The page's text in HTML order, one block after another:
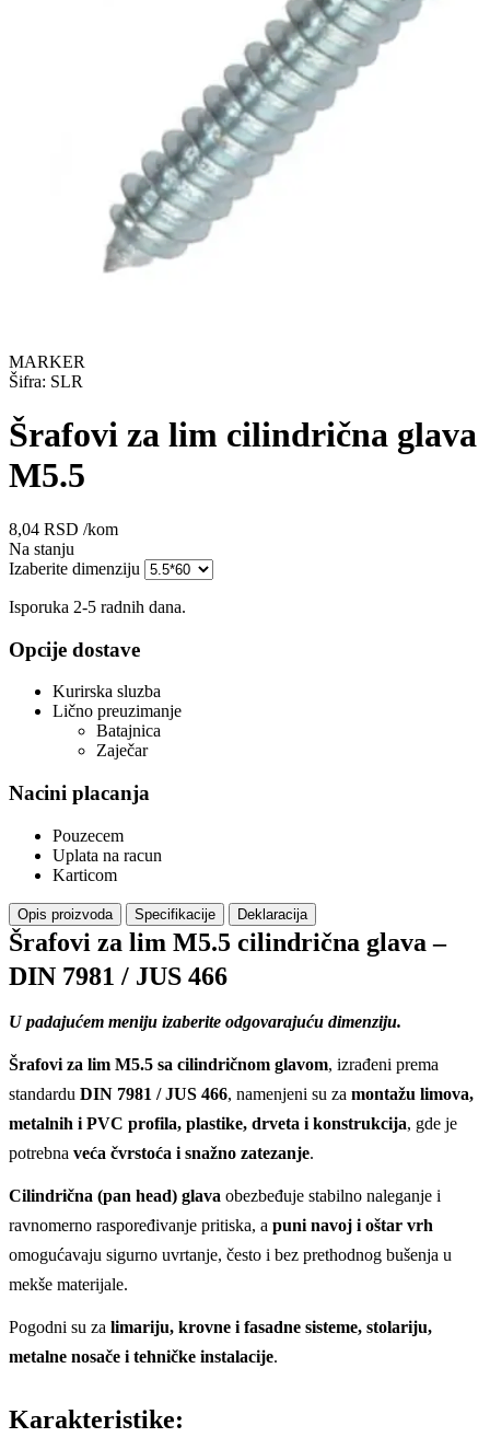
MARKER
Šifra: SLR
Šrafovi za lim cilindrična glava
M5.5
8,04 RSD /kom
Na stanju
Izaberite dimenziju
Isporuka 2-5 radnih dana.
Opcije dostave
Kurirska sluzba
Lično preuzimanje
Batajnica
Zaječar
Nacini placanja
Pouzecem
Uplata na racun
Karticom
Opis proizvoda Specifikacije Deklaracija
Šrafovi za lim M5.5 cilindrična glava –
DIN 7981 / JUS 466
U padajućem meniju izaberite odgovarajuću dimenziju.
Šrafovi za lim M5.5 sa cilindričnom glavom, izrađeni prema
standardu DIN 7981 / JUS 466, namenjeni su za montažu limova,
metalnih i PVC profila, plastike, drveta i konstrukcija, gde je
potrebna veća čvrstoća i snažno zatezanje.
Cilindrična (pan head) glava obezbeđuje stabilno naleganje i
ravnomerno raspoređivanje pritiska, a puni navoj i oštar vrh
omogućavaju sigurno uvrtanje, često i bez prethodnog bušenja u
mekše materijale.
Pogodni su za limariju, krovne i fasadne sisteme, stolariju,
metalne nosače i tehničke instalacije.
Karakteristike: